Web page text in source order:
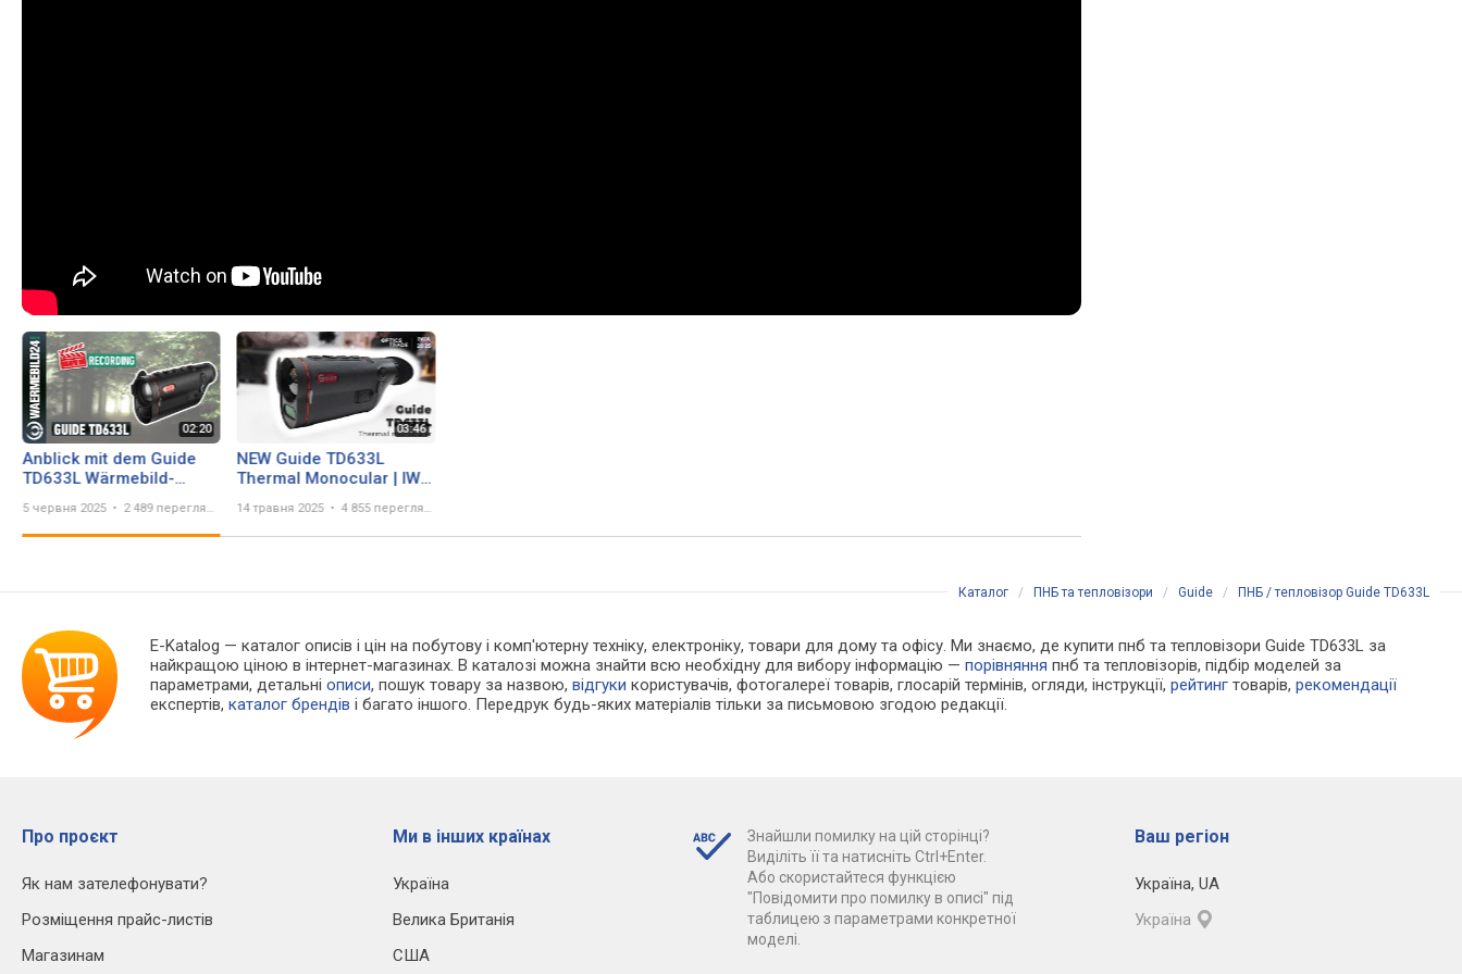
Anblick mit dem Guide
TD633L Wärmebild-
5 червня 2025 2 489 переглядів
NEW Guide TD633L
Thermal Monocular | IWA
14 травня 2025 4 855 переглядів
Каталог / ПНБ та тепловізори / Guide / ПНБ / тепловізор Guide TD633L
E-Katalog — каталог описів і цін на побутову і комп'ютерну техніку, електроніку, товари для дому та офісу. Ми знаємо, де купити пнб та тепловізори Guide TD633L за
найкращою ціною в інтернет-магазинах. В каталозі можна знайти всю необхідну для вибору інформацію —порівняння пнб та тепловізорів, підбір моделей за
параметрами, детальніописи, пошук товару за назвою,відгуки користувачів, фотогалереї товарів, глосарій термінів, огляди, інструкції,рейтинг товарів,рекомендації
експертів,каталог брендів і багато іншого. Передрук будь-яких матеріалів тільки за письмовою згодою редакції.
Про проєкт
Як нам зателефонувати?
Розміщення прайс-листів
Магазинам
Ми в інших країнах
Україна
Велика Британія
США
Знайшли помилку на цій сторінці?
Виділіть її та натисніть Ctrl+Enter.
Або скористайтеся функцією
"Повідомити про помилку в описі" під
таблицею з параметрами конкретної
моделі.
Ваш регіон
Україна, UA
Україна